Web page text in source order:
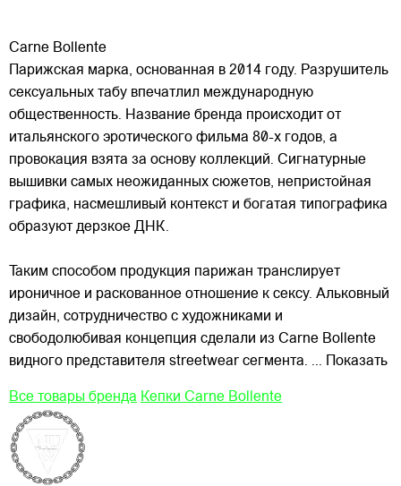
Carne Bollente
Парижская марка, основанная в 2014 году. Разрушитель
сексуальных табу впечатлил международную
общественность. Название бренда происходит от
итальянского эротического фильма 80-х годов, а
провокация взята за основу коллекций. Сигнатурные
вышивки самых неожиданных сюжетов, непристойная
графика, насмешливый контекст и богатая типографика
образуют дерзкое ДНК.
Таким способом продукция парижан транслирует
ироничное и раскованное отношение к сексу. Альковный
дизайн, сотрудничество с художниками и
свободолюбивая концепция сделали из Carne Bollente
видного представителя streetwear сегмента. ... Показать
Все товары бренда Кепки Carne Bollente